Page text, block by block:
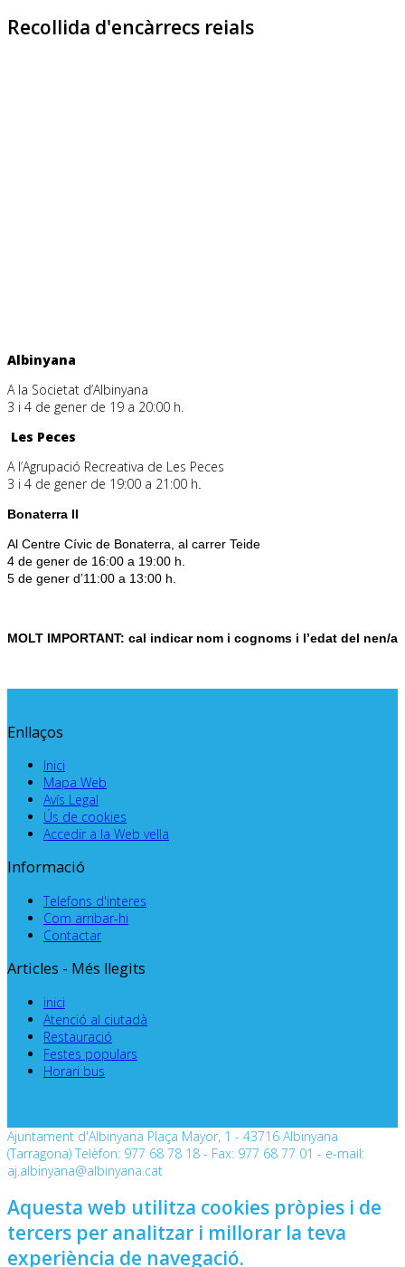
Recollida d'encàrrecs reials
Albinyana
A la Societat d’Albinyana
3 i 4 de gener de 19 a 20:00 h.
Les Peces
A l’Agrupació Recreativa de Les Peces
3 i 4 de gener de 19:00 a 21:00 h.
Bonaterra II
Al Centre Cívic de Bonaterra, al carrer Teide
4 de gener de 16:00 a 19:00 h.
5 de gener d’11:00 a 13:00 h.
MOLT IMPORTANT: cal indicar nom i cognoms i l’edat del nen/a
Enllaços
Inici
Mapa Web
Avís Legal
Ús de cookies
Accedir a la Web vella
Informació
Telefons d'interes
Com arribar-hi
Contactar
Articles - Més llegits
inici
Atenció al ciutadà
Restauració
Festes populars
Horari bus
Ajuntament d'Albinyana Plaça Mayor, 1 - 43716 Albinyana
(Tarragona) Telèfon: 977 68 78 18 - Fax: 977 68 77 01 - e-mail:
aj.albinyana@albinyana.cat
Aquesta web utilitza cookies pròpies i de
tercers per analitzar i millorar la teva
experiència de navegació.